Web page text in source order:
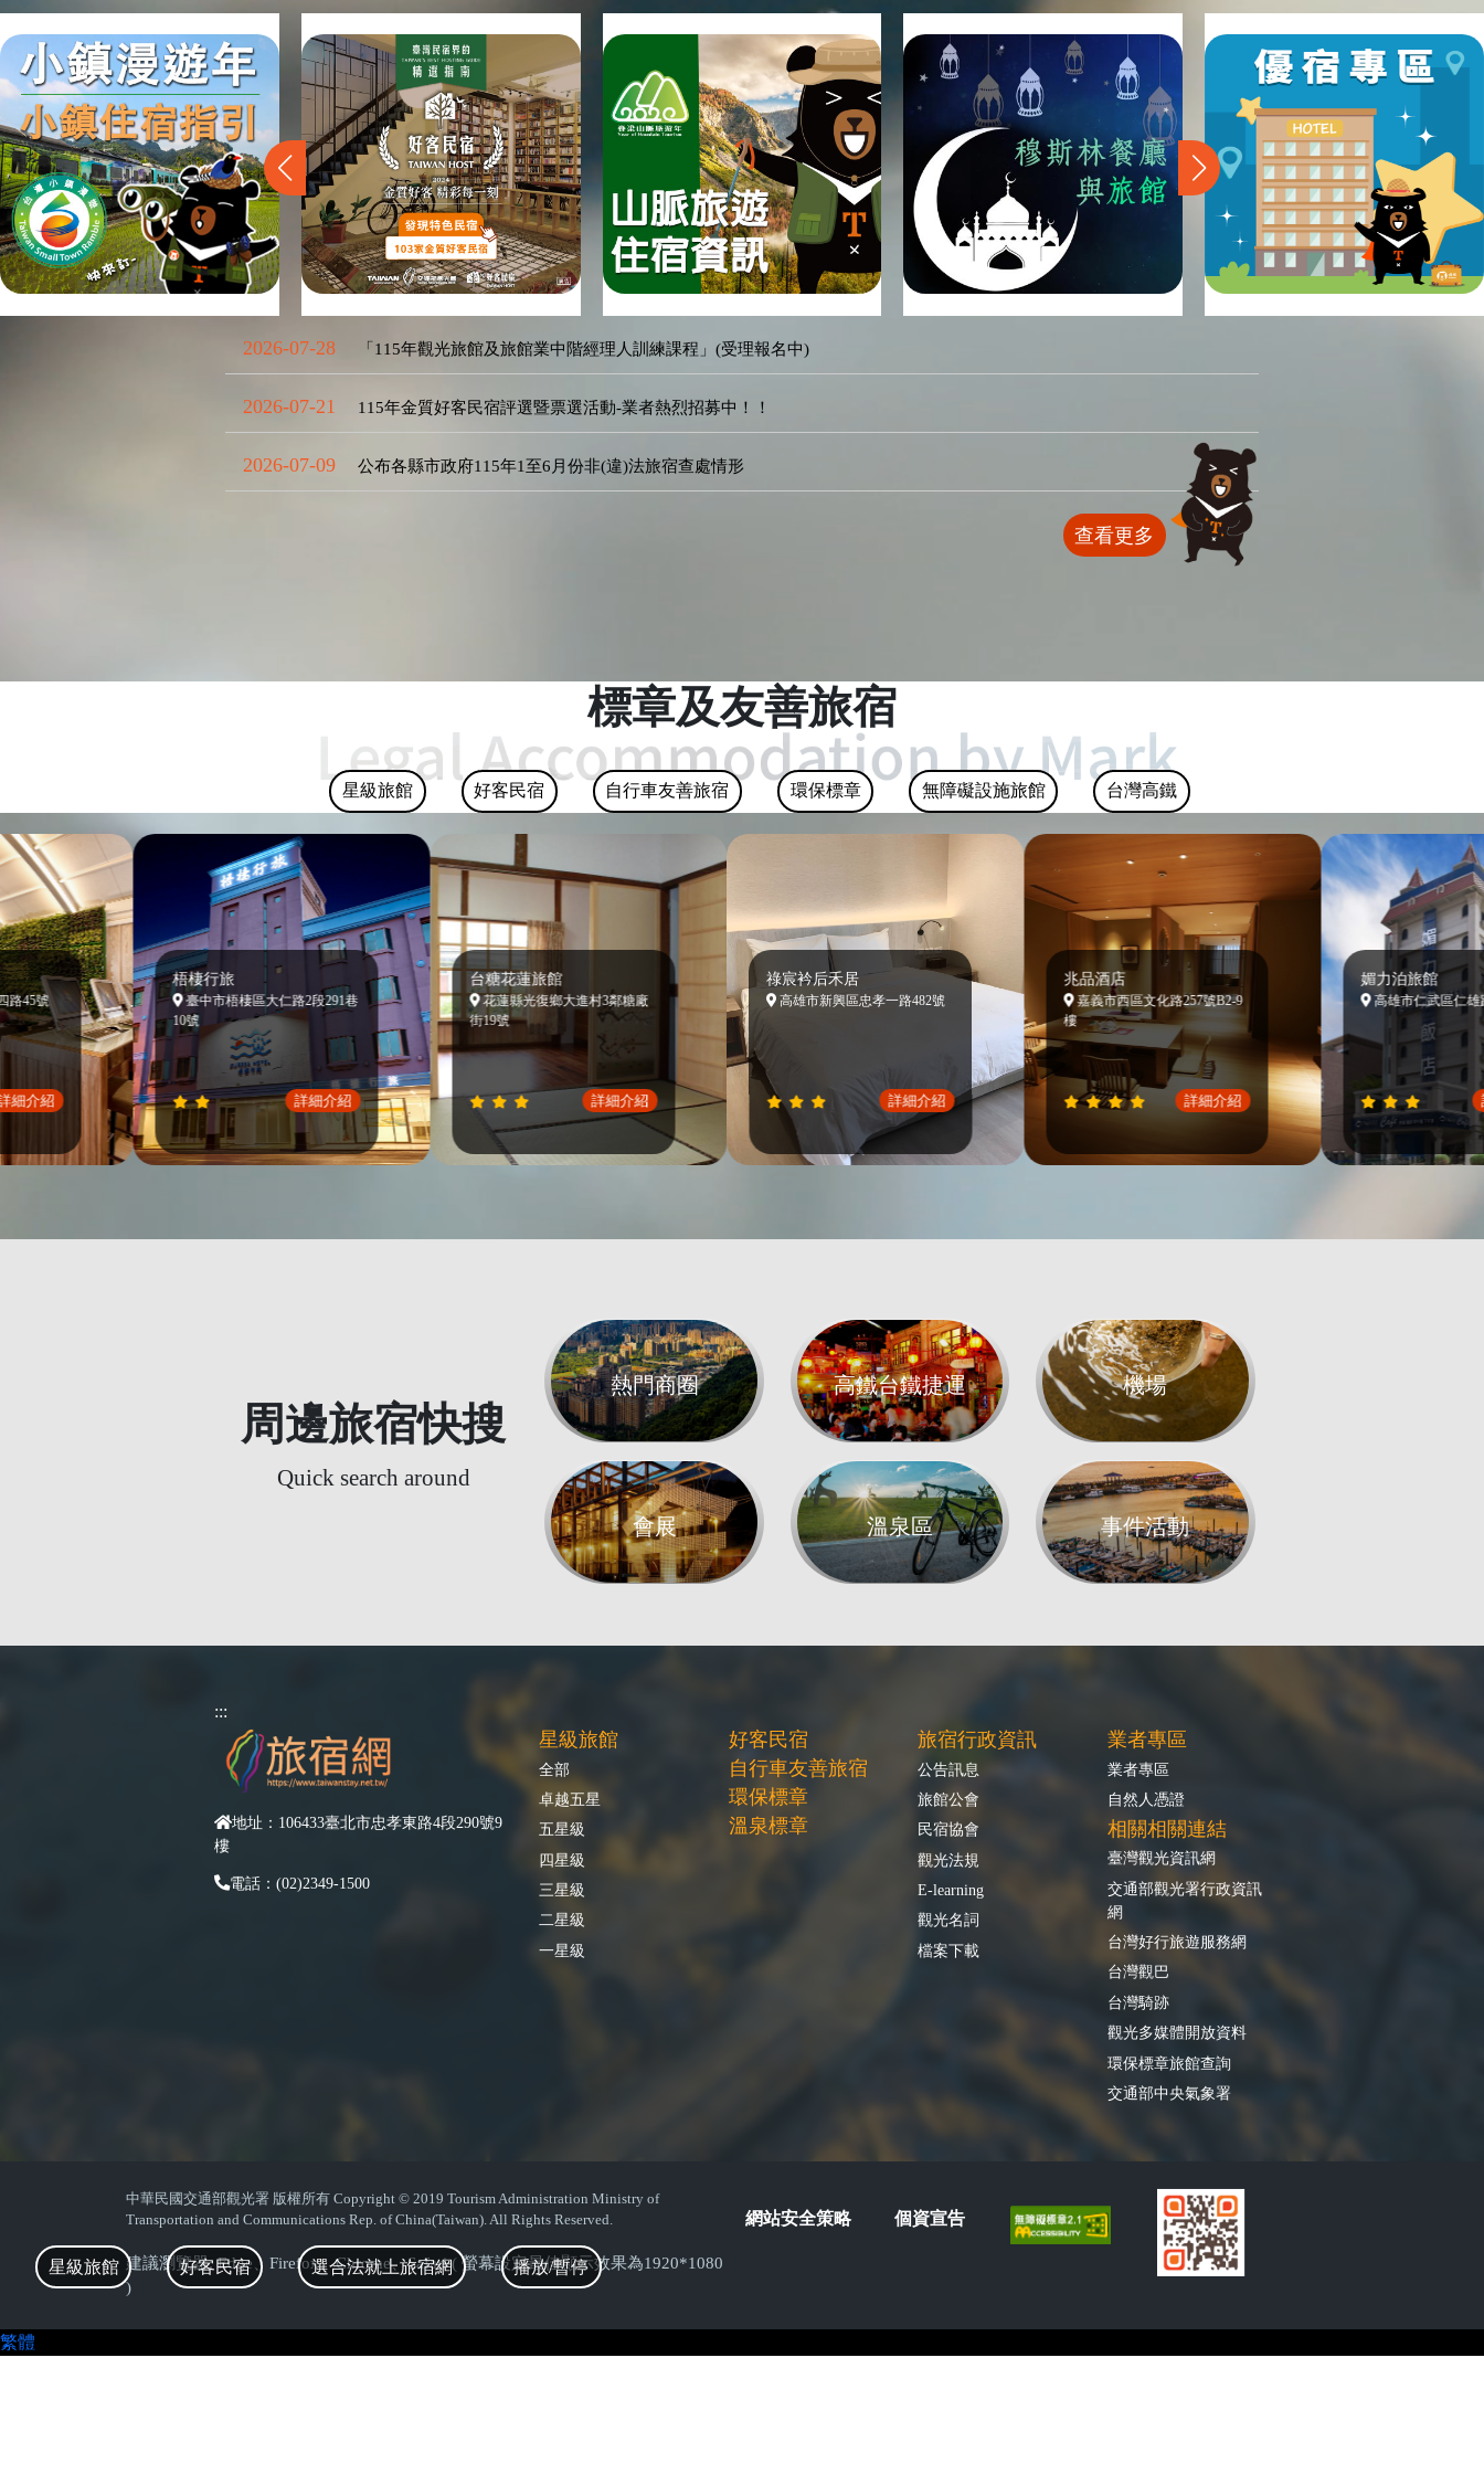
星級旅館 好客民宿 選合法就上旅宿網 播放/暫停
2026-07-28 「115年觀光旅館及旅館業中階經理人訓練課程」(受理報名中)
2026-07-21 115年金質好客民宿評選暨票選活動-業者熱烈招募中！！
2026-07-09 公布各縣市政府115年1至6月份非(違)法旅宿查處情形
查看更多
標章及友善旅宿
星級旅館 好客民宿 自行車友善旅宿 環保標章 無障礙設施旅館 台灣高鐵
梧棲行旅
臺中市梧棲區大仁路2段291巷
10號
詳細介紹
台糖花蓮旅館
花蓮縣光復鄉大進村3鄰糖廠
街19號
詳細介紹
祿宸衿后禾居
高雄市新興區忠孝一路482號
詳細介紹
兆品酒店
嘉義市西區文化路257號B2-9
樓
詳細介紹
媚力泊旅館
高雄市仁武區仁雄路451
詳細
周邊旅宿快搜
Quick search around
熱門商圈 高鐵台鐵捷運 機場
會展 溫泉區 事件活動
:::
地址：106433臺北市忠孝東路4段290號9
樓
電話：(02)2349-1500
星級旅館
全部
卓越五星
五星級
四星級
三星級
二星級
一星級
好客民宿
自行車友善旅宿
環保標章
溫泉標章
旅宿行政資訊
公告訊息
旅館公會
民宿協會
觀光法規
E-learning
觀光名詞
檔案下載
業者專區
業者專區
自然人憑證
相關相關連結
臺灣觀光資訊網
交通部觀光署行政資訊
網
台灣好行旅遊服務網
台灣觀巴
台灣騎跡
觀光多媒體開放資料
環保標章旅館查詢
交通部中央氣象署
中華民國交通部觀光署 版權所有 Copyright © 2019 Tourism Administration Ministry of
Transportation and Communications Rep. of China(Taiwan). All Rights Reserved.
建議瀏覽器: Edge、Firefox、Chrome、Safari ( 螢幕設定最佳顯示效果為1920*1080
)
網站安全策略 個資宣告
繁體